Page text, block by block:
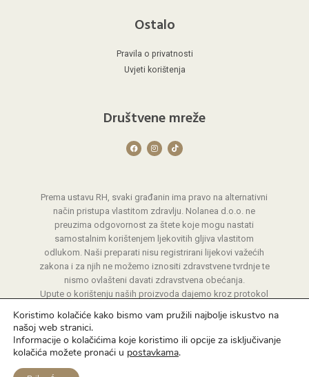
Ostalo
Pravila o privatnosti
Uvjeti korištenja
Društvene mreže
F
a
c
k
I
n
s
a
T
i
k
Prema ustavu RH, svaki građanin ima pravo na alternativni
način pristupa vlastitom zdravlju. Nolanea d.o.o. ne
preuzima odgovornost za štete koje mogu nastati
samostalnim korištenjem ljekovitih gljiva vlastitom
odlukom. Naši preparati nisu registrirani lijekovi važećih
zakona i za njih ne možemo iznositi zdravstvene tvrdnje te
nismo ovlašteni davati zdravstvena obećanja.
Upute o korištenju naših proizvoda dajemo kroz protokol
© 2026 Nolanea | Sva prava pridržava
Koristimo kolačiće kako bismo vam pružili najbolje iskustvo na
našoj web stranici.
Informacije o kolačićima koje koristimo ili opcije za isključivanje
kolačića možete pronaći u postavkama.